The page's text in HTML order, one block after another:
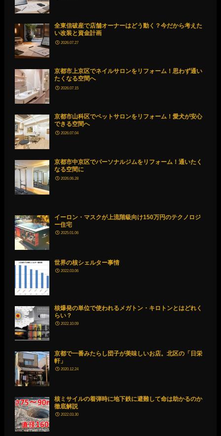
全東信破産で店舗オーナーはどう動く？今だから考えた
い改装と資金計画
2026.07.27
京都市上京区でネイルサロンをリフォーム！思わず通い
たくなる空間へ
2026.07.15
京都市山科区でペットサロンをリフォーム！愛犬が安心
できる空間へ
2026.07.04
京都市中京区でパーソナルジムをリフォーム！通いたく
なる空間に
2026.06.28
イーロン・マスクが上流階級向け150万円のテクノロジ
ー住宅
2025.01.06
世界の核シェルター事情
2022.03.06
核爆発の単位で使われるメガトン・キロトンとはどれく
らい？
2022.10.09
京都で一番みたらし団子が美味しいお店。北区の「日栄
軒」
2020.12.24
核ミサイルの着弾時に地下鉄に避難して命は助かるのか
徹底解説
2022.03.30